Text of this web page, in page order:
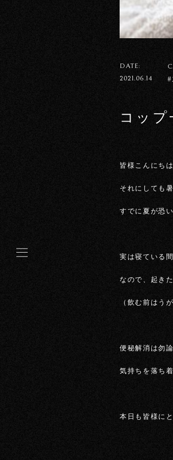
DATE:
2021.06.14
#
コップ
皆様こんにち
それにしても
すでに夏が恐
実は寝ている
なので、起き
（飲む前はう
便秘解消は勿
気持ちを落ち
本日も皆様に